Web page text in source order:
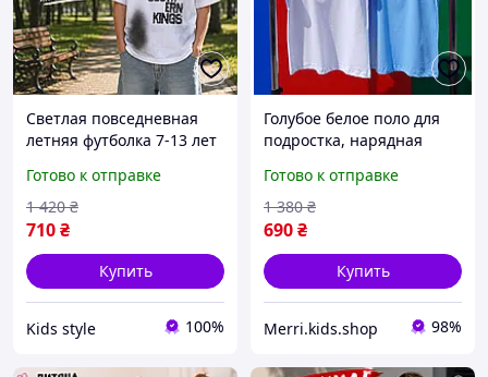
Светлая повседневная
летняя футболка 7-13 лет
спинке мальчик
подросток, детские
футболки с коротким
рукавом
Готово к отправке
710₴
1 420 ₴
Купить
Kids style 100%
Голубое белое поло для
подростка, нарядная
школы, тенниска для
мальчика ребенка на 6-16
лет
Готово к отправке
690₴
1 380 ₴
Купить
Merri.kids.shop 98%